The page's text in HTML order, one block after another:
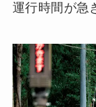
運行時間が急